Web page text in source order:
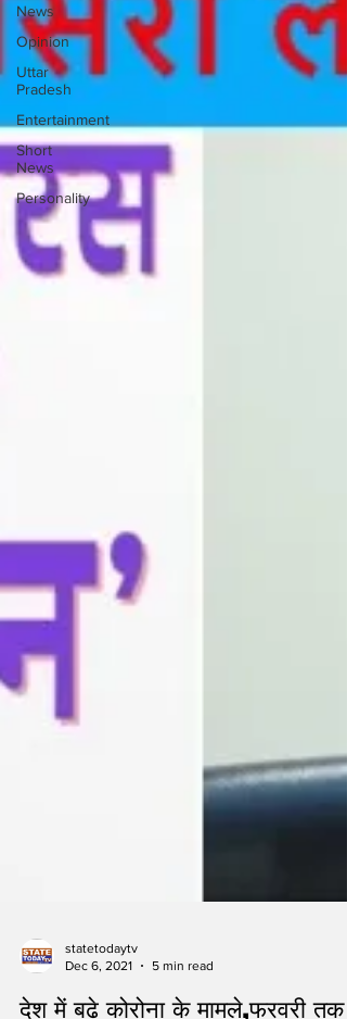
News
Opinion
Uttar
Pradesh
Entertainment
Short
News
Personality
Dec 6, 2021
5 min read